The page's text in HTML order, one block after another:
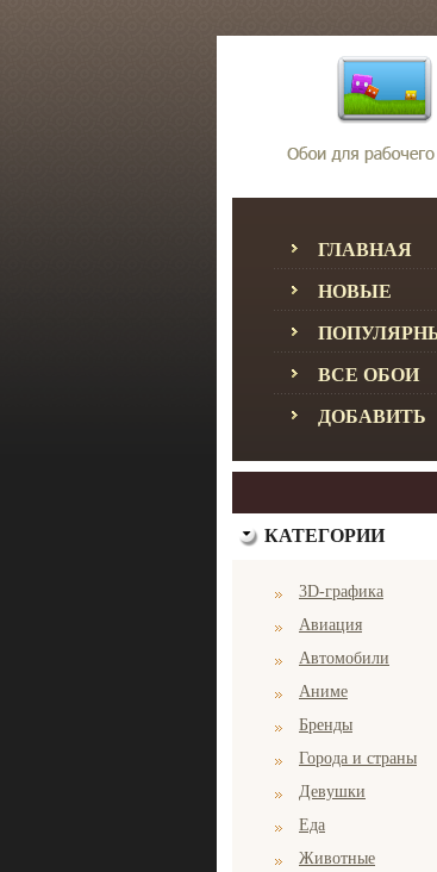
ГЛАВНАЯ
НОВЫЕ
ВСЕ ОБОИ
ДОБАВИТЬ
КАТЕГОРИИ
3D-графика
Авиация
Автомобили
Аниме
Бренды
Города и страны
Девушки
Еда
Животные